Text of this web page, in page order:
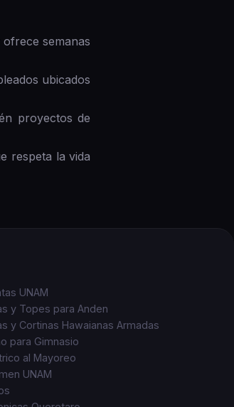
ofrece semanas
ubicados
proyectos de
respeta la vida
UNAM
y Topes para Anden
y Cortinas Hawaianas Armadas
para Gimnasio
al Mayoreo
UNAM